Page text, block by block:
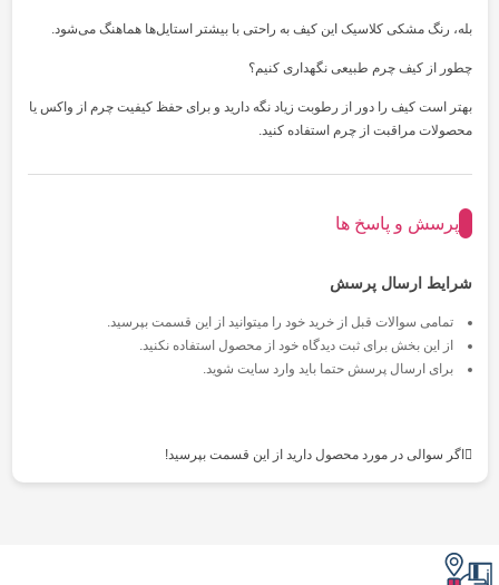
بله، رنگ مشکی کلاسیک این کیف به راحتی با بیشتر استایل‌ها هماهنگ می‌شود.
چطور از کیف چرم طبیعی نگهداری کنیم؟
بهتر است کیف را دور از رطوبت زیاد نگه دارید و برای حفظ کیفیت چرم از واکس یا
محصولات مراقبت از چرم استفاده کنید.
پرسش و پاسخ ها
شرایط ارسال پرسش
تمامی سوالات قبل از خرید خود را میتوانید از این قسمت بپرسید.
از این بخش برای ثبت دیدگاه خود از محصول استفاده نکنید.
برای ارسال پرسش حتما باید وارد سایت شوید.
اگر سوالی در مورد محصول دارید از این قسمت بپرسید!